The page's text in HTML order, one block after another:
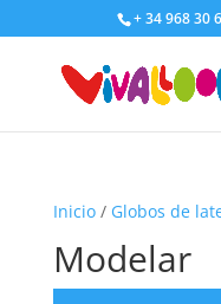
+ 34 968 30
Inicio/ Globos de
Modelar